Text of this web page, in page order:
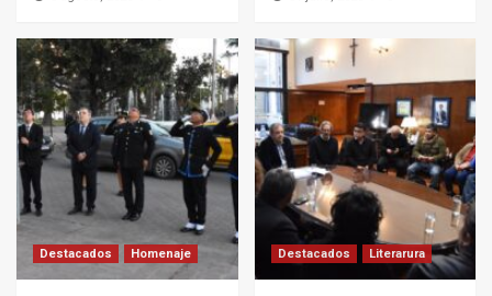
Destacados Homenaje Destacados Literarura